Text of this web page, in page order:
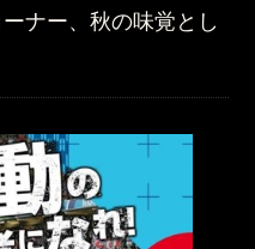
ナー、秋の味覚とし